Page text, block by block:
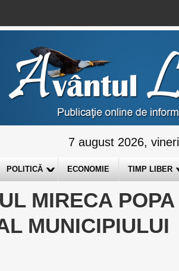
7 august 2026,
POLITICĂ ECONOMIE TIMP LIBER
MIRECA POPA
MUNICIPIULUI